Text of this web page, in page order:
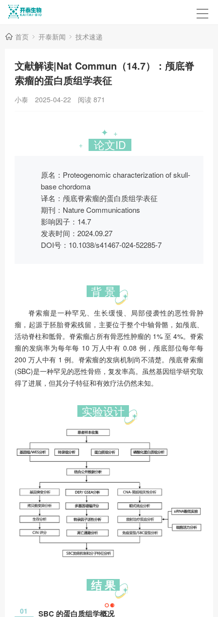
首页 开泰新闻 技术速递
文献解读|Nat Commun（14.7）：颅底脊
索瘤的蛋白质组学表征
小泰 2025-04-22 阅读 871
✦ +
+ 论文ID
原名：Proteogenomic characterization of skull-
base chordoma
译名：颅底脊索瘤的蛋白质组学表征
期刊：Nature Communications
影响因子：14.7
发表时间：2024.09.27
DOI号：10.1038/s41467-024-52285-7
背 景
脊索瘤是一种罕见、生长缓慢、局部侵袭性的恶性骨肿
瘤，起源于胚胎脊索残留，主要位于整个中轴骨骼，如颅底、
活动脊柱和骶骨。脊索瘤占所有骨恶性肿瘤的 1% 至 4%。脊索
瘤的发病率为每年每 10 万人中有 0.08 例，颅底部位每年每
200 万人中有 1 例。脊索瘤的发病机制尚不清楚。颅底脊索瘤
(SBC)是一种罕见的恶性骨癌，复发率高。虽然基因组学研究取
得了进展，但其分子特征和有效疗法仍然未知。
实验设计
结 果
01 SBC 的蛋白质组学概况